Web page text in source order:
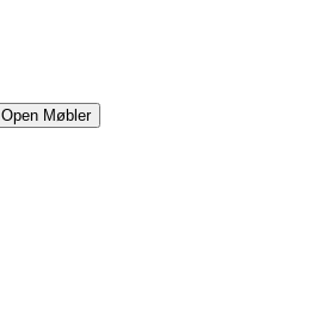
Open Møbler